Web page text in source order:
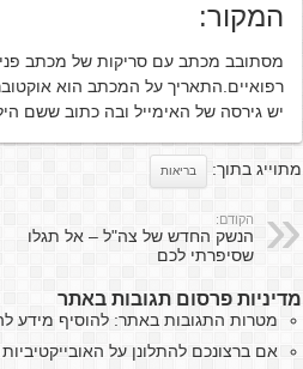
המקור:
מסתובב מכתב עם סריקות של מכתב
רפואיים.התאריך על המכתב הוא אוקטובר
יש גירסה של האימייל ובה כתוב ששם
מתוייג בתוך: בריאות
הקודם:
הנשק החדש של צה"ל – אל תגלו
שסיפרתי לכם
מדיניות פרסום תגובות באתר
מטרות התגובות באתר: להוסיף מידע
אם ברצונכם להתלונן על